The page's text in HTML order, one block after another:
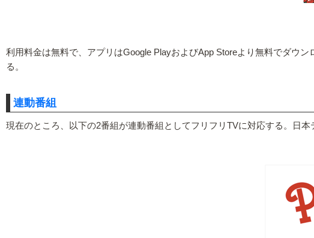
利用料金は無料で、アプリはGoogle PlayおよびApp Storeより無料でダウ
る。
連動番組
現在のところ、以下の2番組が連動番組としてフリフリTVに対応する。日